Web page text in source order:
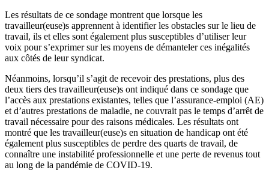
Les résultats de ce sondage montrent que lorsque les
travailleur(euse)s apprennent à identifier les obstacles sur le lieu de
travail, ils et elles sont également plus susceptibles d’utiliser leur
voix pour s’exprimer sur les moyens de démanteler ces inégalités
aux côtés de leur syndicat.
Néanmoins, lorsqu’il s’agit de recevoir des prestations, plus des
deux tiers des travailleur(euse)s ont indiqué dans ce sondage que
l’accès aux prestations existantes, telles que l’assurance-emploi (AE)
et d’autres prestations de maladie, ne couvrait pas le temps d’arrêt de
travail nécessaire pour des raisons médicales. Les résultats ont
montré que les travailleur(euse)s en situation de handicap ont été
également plus susceptibles de perdre des quarts de travail, de
connaître une instabilité professionnelle et une perte de revenus tout
au long de la pandémie de COVID-19.